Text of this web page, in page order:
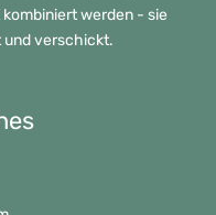
werden - sie
verschickt.